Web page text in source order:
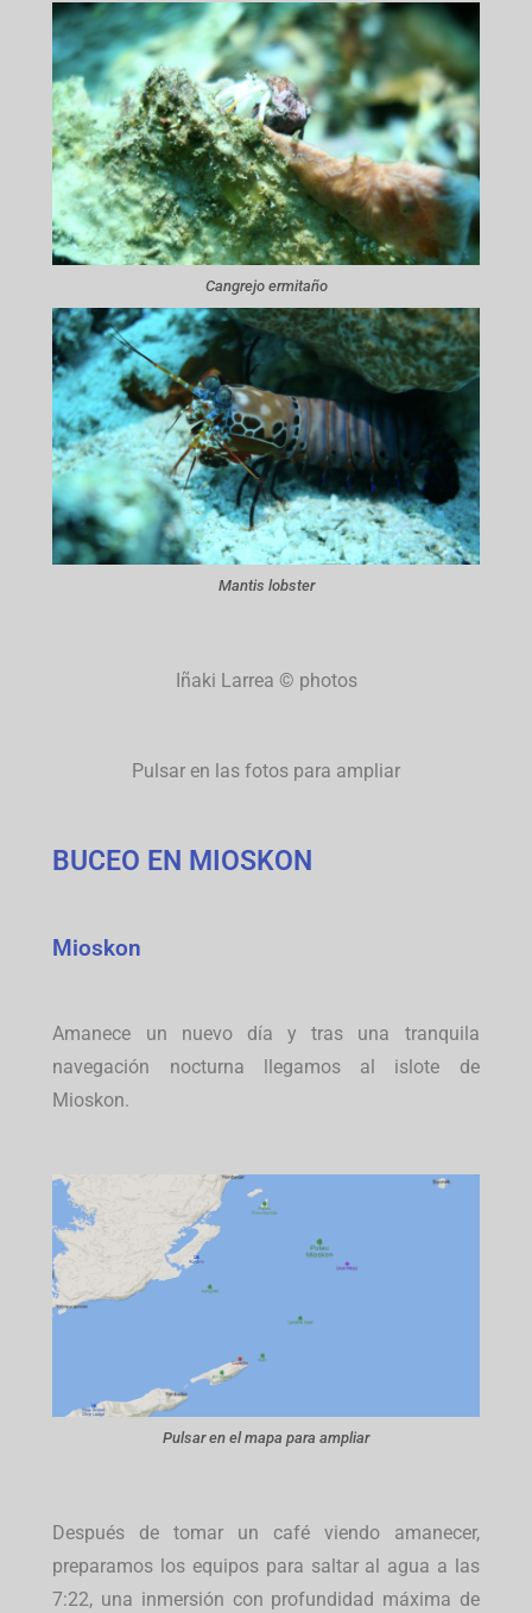
Cangrejo ermitaño
Mantis lobster
Iñaki Larrea © photos
Pulsar en las fotos para ampliar
BUCEO EN MIOSKON
Mioskon
Amanece un nuevo día y tras una tranquila
navegación nocturna llegamos al islote de
Mioskon.
Pulsar en el mapa para ampliar
Después de tomar un café viendo amanecer,
preparamos los equipos para saltar al agua a las
7:22, una inmersión con profundidad máxima de